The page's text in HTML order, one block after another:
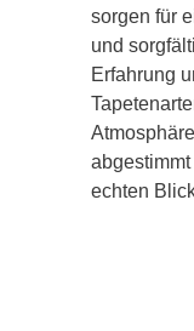
sorgen für
und
Erfahrung
echten